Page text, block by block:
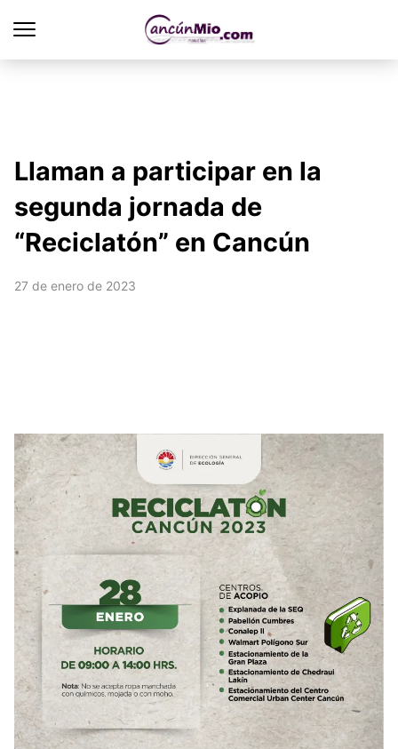
Llaman a participar en la
segunda jornada de
“Reciclatón” en Cancún
27 de enero de 2023